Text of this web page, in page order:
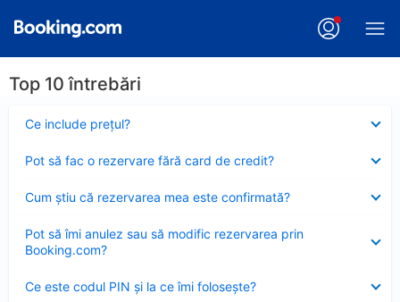
Top 10 întrebări
Ce include preţul?
închis
Pot să fac o rezervare fără card de credit?
închis
Cum ştiu că rezervarea mea este confirmată?
închis
Pot să îmi anulez sau să modific rezervarea prin
Booking.com?
închis
Ce este codul PIN şi la ce îmi foloseşte?
închis